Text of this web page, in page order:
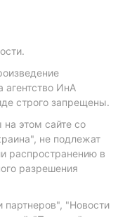
ИнА
строго запрещены.
этом сайте со
не подлежат
распространению в
разрешения
"Новости